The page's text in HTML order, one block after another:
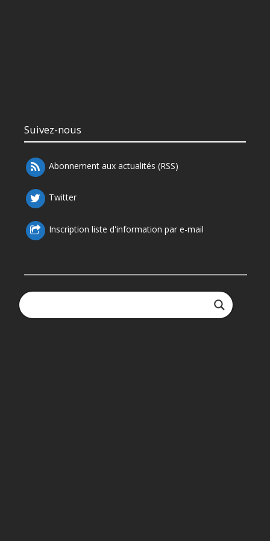
Suivez-nous
Abonnement aux actualités (RSS)
Twitter
Inscription liste d'information par e-mail